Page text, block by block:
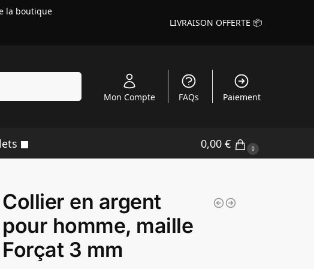
la boutique
LIVRAISON OFFERTE 📦
Mon Compte FAQs Paiement
0,00 € 0
Collier en argent
pour homme, maille
Forçat 3 mm